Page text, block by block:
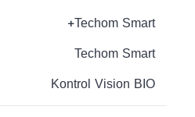
Techom Smart+
Techom Smart
Kontrol Vision BIO